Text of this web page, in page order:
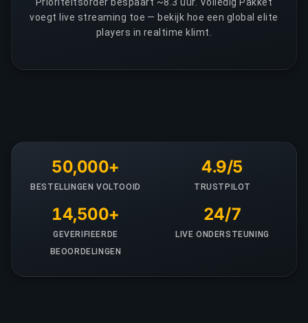
voegt live streaming toe — bekijk hoe een global elite
players in realtime klimt.
50,000+
BESTELLINGEN VOLTOOID
4.9/5
TRUSTPILOT
14,500+
GEVERIFIEERDE
BEOORDELINGEN
24/7
LIVE ONDERSTEUNING